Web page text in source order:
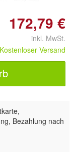
172,79 €
inkl. MwSt.
Kostenloser Versand
Bezahlung nach